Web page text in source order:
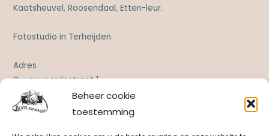
Beheer cookie
toestemming
Kaatsheuvel, Roosendaal, Etten-leur.
Fotostudio in Terheijden
Adres
Duvenvoordestraat 1
4844 CW Terheijden